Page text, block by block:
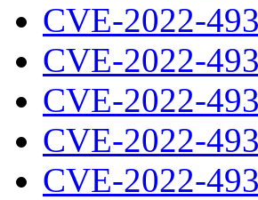
CVE-2022-
CVE-2022-
CVE-2022-
CVE-2022-
CVE-2022-